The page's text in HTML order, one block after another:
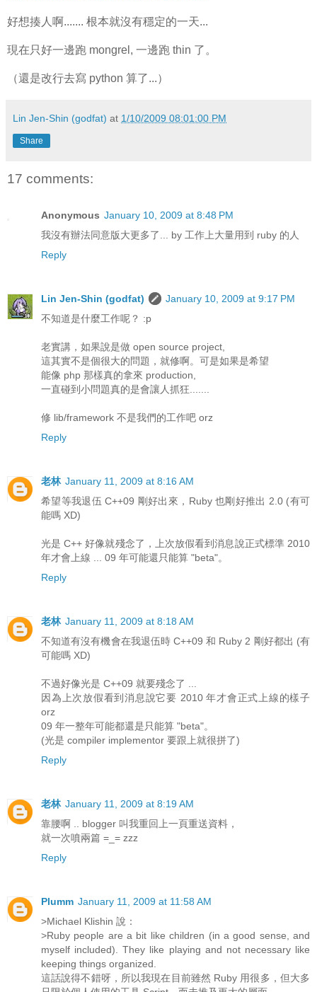
好想揍人啊....... 根本就沒有穩定的一天...
現在只好一邊跑 mongrel, 一邊跑 thin 了。
（還是改行去寫 python 算了...）
Lin Jen-Shin (godfat) at 1/10/2009 08:01:00 PM
Share
17 comments:
Anonymous January 10, 2009 at 8:48 PM
我沒有辦法同意版大更多了... by 工作上大量用到 ruby 的人
Reply
Lin Jen-Shin (godfat)
January 10, 2009 at 9:17 PM
不知道是什麼工作呢？ :p
老實講，如果說是做 open source project,
這其實不是個很大的問題，就修啊。可是如果是希望
能像 php 那樣真的拿來 production,
一直碰到小問題真的是會讓人抓狂.......
修 lib/framework 不是我們的工作吧 orz
Reply
老林 January 11, 2009 at 8:16 AM
希望等我退伍 C++09 剛好出來，Ruby 也剛好推出 2.0 (有可
能嗎 XD)
光是 C++ 好像就殘念了，上次放假看到消息說正式標準 2010
年才會上線 ... 09 年可能還只能算 "beta"。
Reply
老林 January 11, 2009 at 8:18 AM
不知道有沒有機會在我退伍時 C++09 和 Ruby 2 剛好都出 (有
可能嗎 XD)
不過好像光是 C++09 就要殘念了 ...
因為上次放假看到消息說它要 2010 年才會正式上線的樣子
orz
09 年一整年可能都還是只能算 "beta"。
(光是 compiler implementor 要跟上就很拼了)
Reply
老林 January 11, 2009 at 8:19 AM
靠腰啊 .. blogger 叫我重回上一頁重送資料，
就一次噴兩篇 =_= zzz
Reply
Plumm January 11, 2009 at 11:58 AM
>Michael Klishin 說：
>Ruby people are a bit like children (in a good sense, and
myself included). They like playing and not necessary like
keeping things organized.
這話說得不錯呀，所以我現在目前雖然 Ruby 用很多，但大多